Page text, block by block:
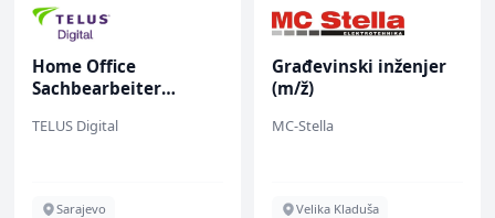
Home Office
Sachbearbeiter
bekannten deutschen
TELUS Digital
Sarajevo
Građevinski inženjer
(m/ž)
MC-Stella
Velika Kladuša